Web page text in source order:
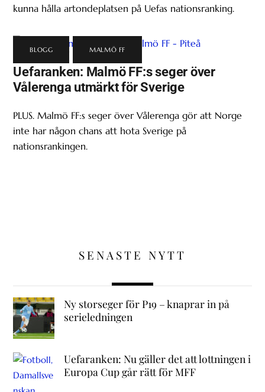
kunna hålla artondeplatsen på Uefas nationsranking.
BLOGG , MALMÖ FF
Uefaranken: Malmö FF:s seger över
Vålerenga utmärkt för Sverige
PLUS. Malmö FF:s seger över Vålerenga gör att Norge
inte har någon chans att hota Sverige på
nationsrankingen.
SENASTE NYTT
Ny storseger för P19 – knaprar in på
serieledningen
Uefaranken: Nu gäller det att lottningen i
Europa Cup går rätt för MFF